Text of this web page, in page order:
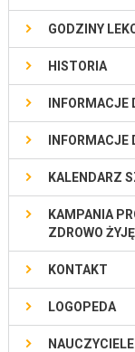
GODZINY
HISTORIA
KALENDARZ
KAMPANIA
ZDROWO
KONTAKT
LOGOPEDA
NAUCZYCIELE